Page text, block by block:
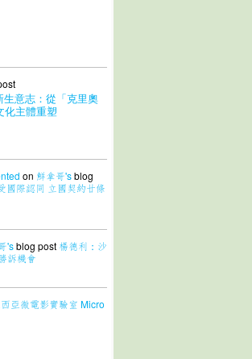
生意志：從「克里奧
化主體重塑
on 鮮拿哥'sblog
國際認同 立國契約廿條
'sblog post 楊德利：沙
訴機會
亞微電影實驗室 Micro